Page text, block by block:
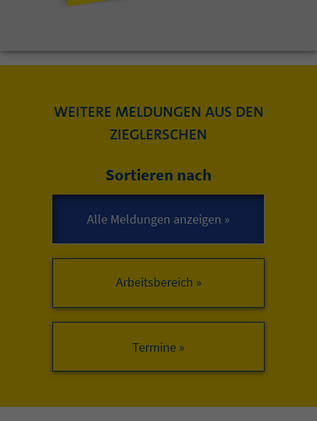
WEITERE MELDUNGEN AUS DEN
ZIEGLERSCHEN
Sortieren nach
Arbeitsbereich »